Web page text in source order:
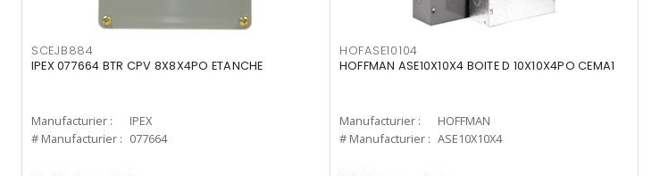
SCEJB884
IPEX 077664 BTR CPV 8X8X4PO ETANCHE
Manufacturier :
IPEX
# Manufacturier : 077664
HOFASE10104
HOFFMAN ASE10X10X4 BOITE D 10X10X4PO CEMA1
Manufacturier :
HOFFMAN
# Manufacturier : ASE10X10X4